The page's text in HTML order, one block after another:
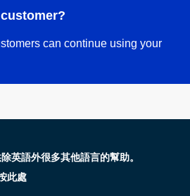
can continue using your
英語外很多其他語言的幫助。
此處